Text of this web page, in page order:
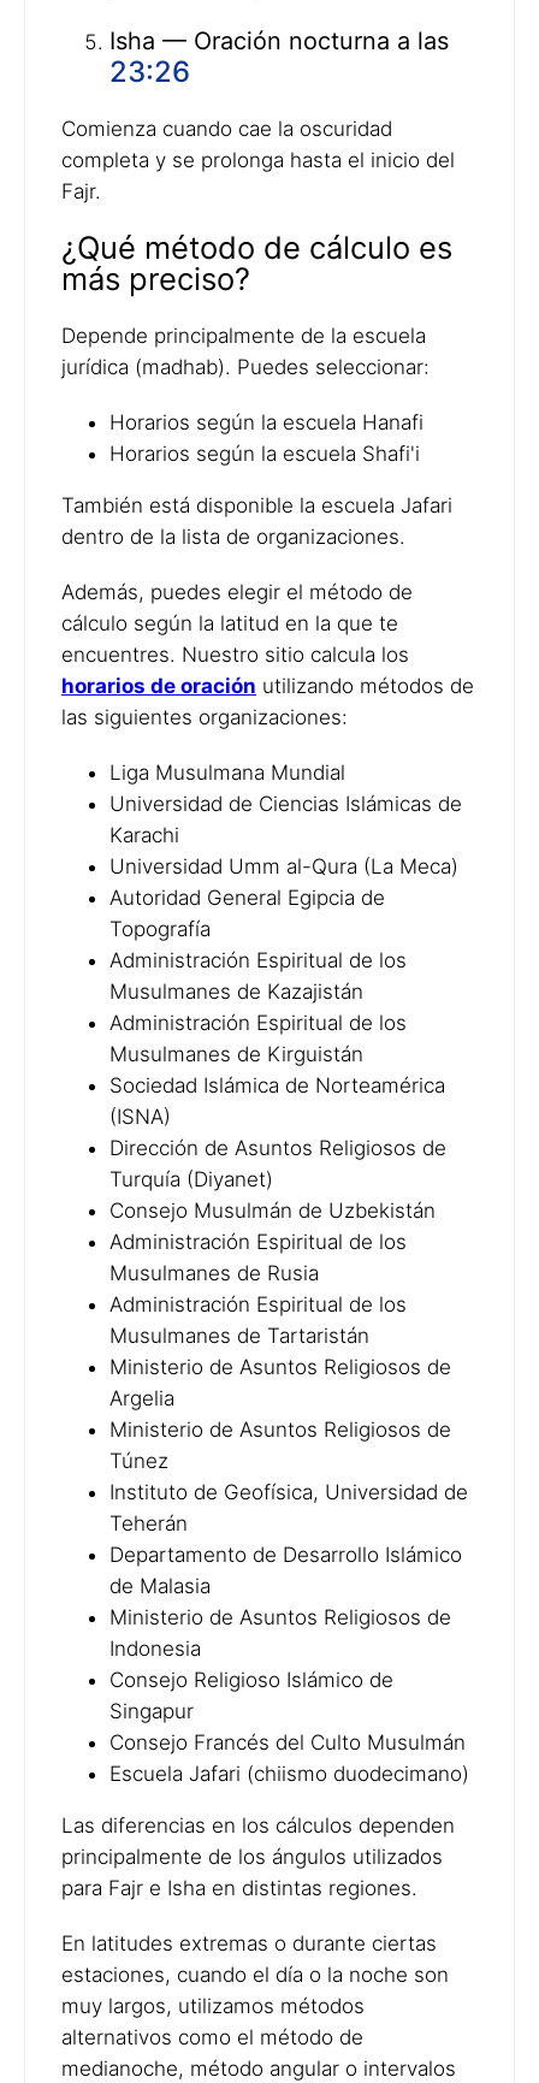
Isha — Oración nocturna a las
23:26
Comienza cuando cae la oscuridad
completa y se prolonga hasta el inicio del
Fajr.
¿Qué método de cálculo es
más preciso?
Depende principalmente de la escuela
jurídica (madhab). Puedes seleccionar:
Horarios según la escuela Hanafi
Horarios según la escuela Shafi'i
También está disponible la escuela Jafari
dentro de la lista de organizaciones.
Además, puedes elegir el método de
cálculo según la latitud en la que te
encuentres. Nuestro sitio calcula los
horarios de oración utilizando métodos de
las siguientes organizaciones:
Liga Musulmana Mundial
Universidad de Ciencias Islámicas de
Karachi
Universidad Umm al-Qura (La Meca)
Autoridad General Egipcia de
Topografía
Administración Espiritual de los
Musulmanes de Kazajistán
Administración Espiritual de los
Musulmanes de Kirguistán
Sociedad Islámica de Norteamérica
(ISNA)
Dirección de Asuntos Religiosos de
Turquía (Diyanet)
Consejo Musulmán de Uzbekistán
Administración Espiritual de los
Musulmanes de Rusia
Administración Espiritual de los
Musulmanes de Tartaristán
Ministerio de Asuntos Religiosos de
Argelia
Ministerio de Asuntos Religiosos de
Túnez
Instituto de Geofísica, Universidad de
Teherán
Departamento de Desarrollo Islámico
de Malasia
Ministerio de Asuntos Religiosos de
Indonesia
Consejo Religioso Islámico de
Singapur
Consejo Francés del Culto Musulmán
Escuela Jafari (chiismo duodecimano)
Las diferencias en los cálculos dependen
principalmente de los ángulos utilizados
para Fajr e Isha en distintas regiones.
En latitudes extremas o durante ciertas
estaciones, cuando el día o la noche son
muy largos, utilizamos métodos
alternativos como el método de
medianoche, método angular o intervalos